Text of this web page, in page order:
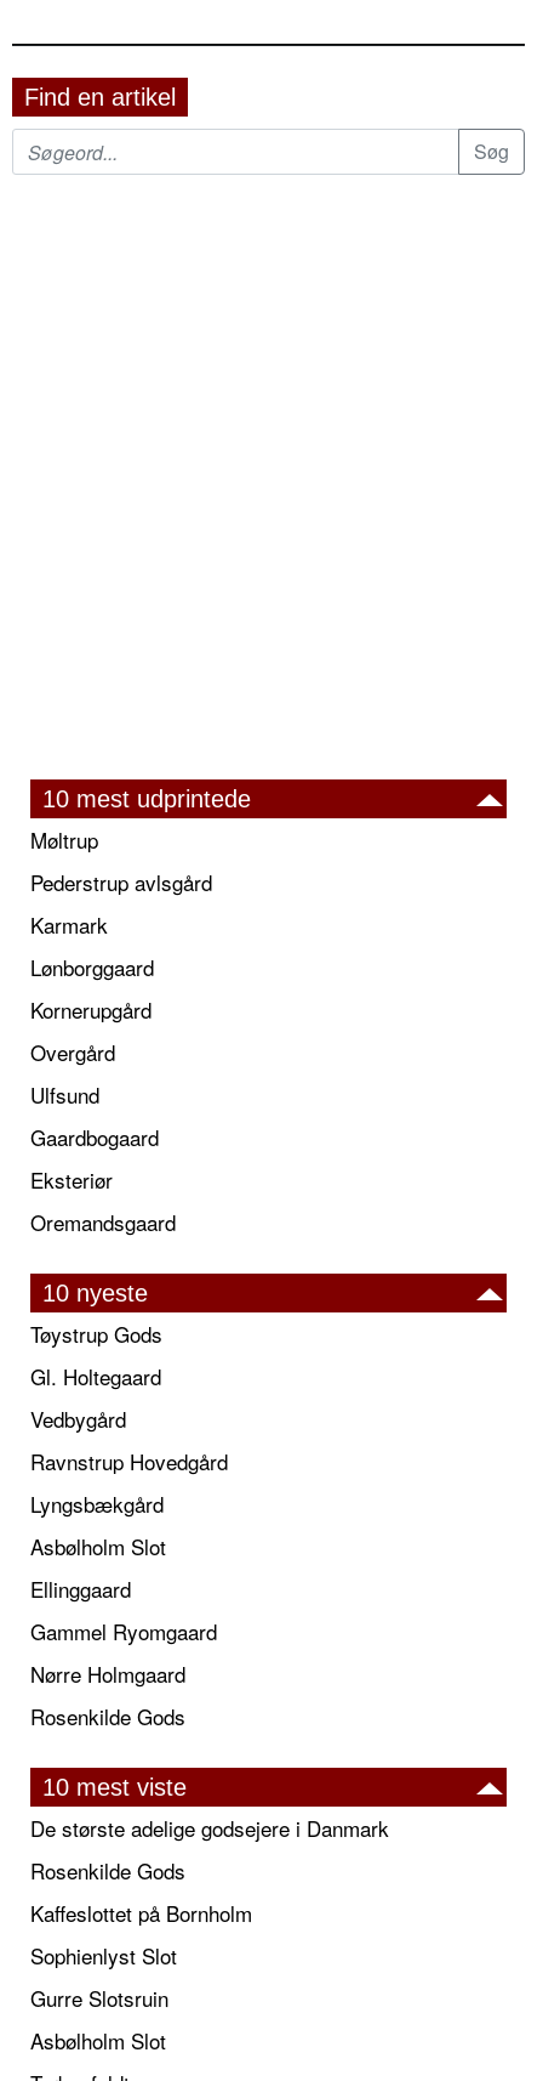
Find en artikel
10 mest udprintede
Møltrup
Pederstrup avlsgård
Karmark
Lønborggaard
Kornerupgård
Overgård
Ulfsund
Gaardbogaard
Eksteriør
Oremandsgaard
10 nyeste
Tøystrup Gods
Gl. Holtegaard
Vedbygård
Ravnstrup Hovedgård
Lyngsbækgård
Asbølholm Slot
Ellinggaard
Gammel Ryomgaard
Nørre Holmgaard
Rosenkilde Gods
10 mest viste
De største adelige godsejere i Danmark
Rosenkilde Gods
Kaffeslottet på Bornholm
Sophienlyst Slot
Gurre Slotsruin
Asbølholm Slot